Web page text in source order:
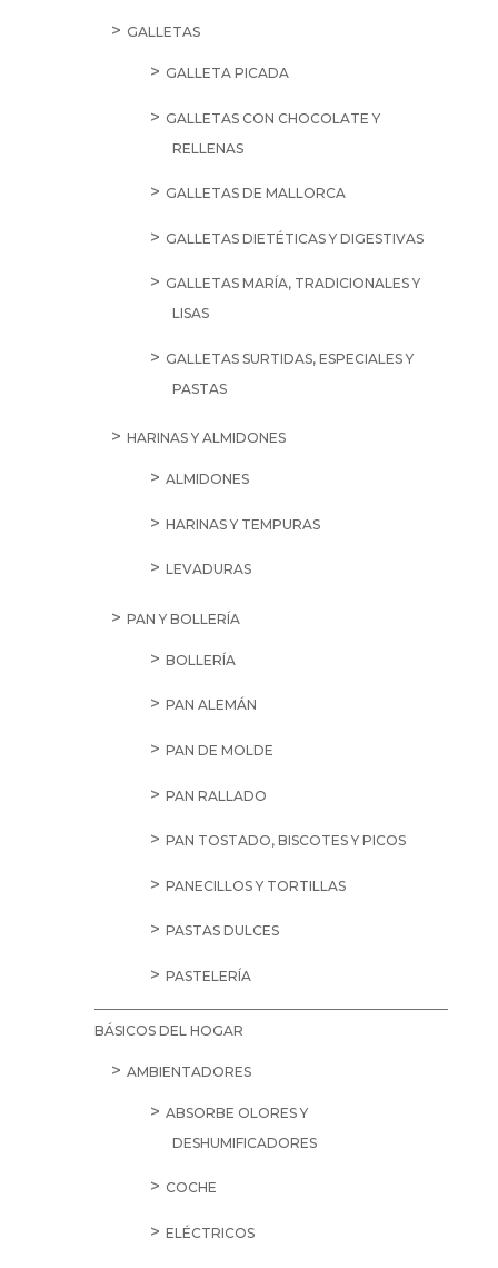
GALLETAS
GALLETA PICADA
GALLETAS CON CHOCOLATE Y
RELLENAS
GALLETAS DE MALLORCA
GALLETAS DIETÉTICAS Y DIGESTIVAS
GALLETAS MARÍA, TRADICIONALES Y
LISAS
GALLETAS SURTIDAS, ESPECIALES Y
PASTAS
HARINAS Y ALMIDONES
ALMIDONES
HARINAS Y TEMPURAS
LEVADURAS
PAN Y BOLLERÍA
BOLLERÍA
PAN ALEMÁN
PAN DE MOLDE
PAN RALLADO
PAN TOSTADO, BISCOTES Y PICOS
PANECILLOS Y TORTILLAS
PASTAS DULCES
PASTELERÍA
BÁSICOS DEL HOGAR
AMBIENTADORES
ABSORBE OLORES Y
DESHUMIFICADORES
COCHE
ELÉCTRICOS